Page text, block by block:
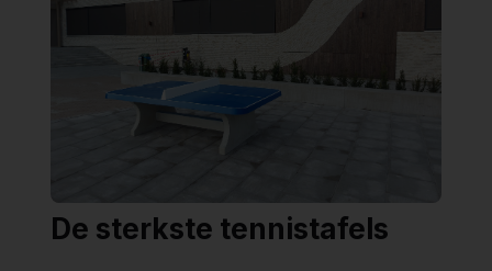
De sterkste tennistafels